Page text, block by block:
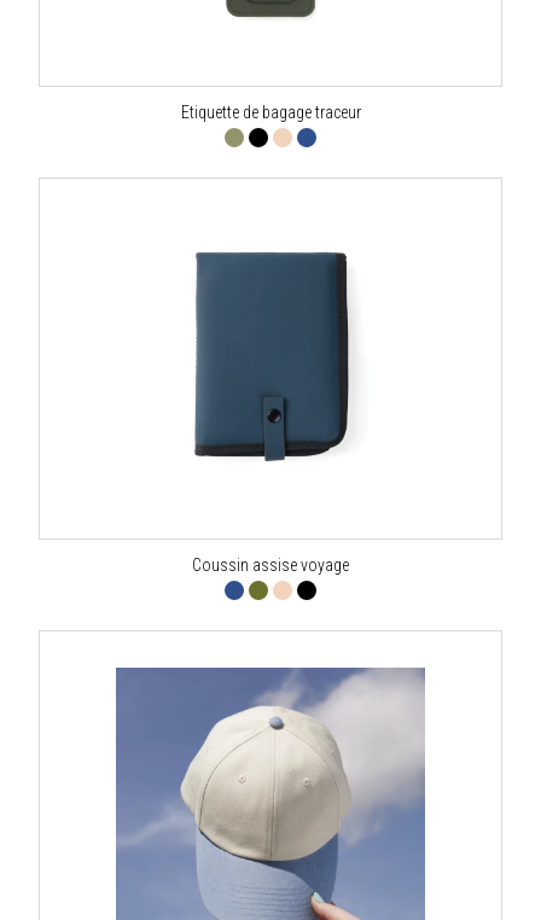
Etiquette de bagage traceur
Coussin assise voyage